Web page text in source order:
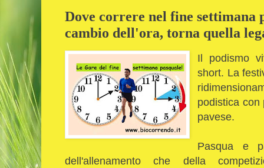
Dove correre nel fine settimana
cambio dell'ora, torna quella
Il podismo
short. La
podistica con
pavese.
Pasqua e
dell'allenamento che della